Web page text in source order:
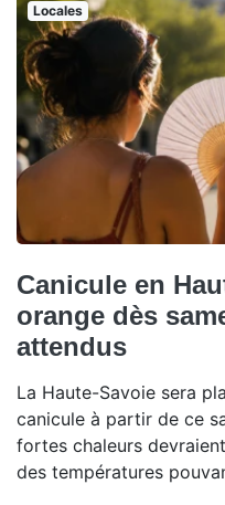
Locales
Canicule en
orange dès
attendus
La Haute-Savoie sera
canicule à partir de ce
fortes chaleurs
des températures